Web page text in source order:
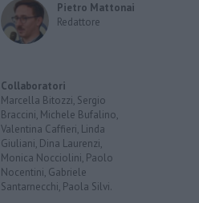
Pietro Mattonai
Redattore
Collaboratori
Marcella Bitozzi, Sergio
Braccini, Michele Bufalino,
Valentina Caffieri, Linda
Giuliani, Dina Laurenzi,
Monica Nocciolini, Paolo
Nocentini, Gabriele
Santarnecchi, Paola Silvi.